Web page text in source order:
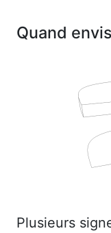
Quand
Plusieurs